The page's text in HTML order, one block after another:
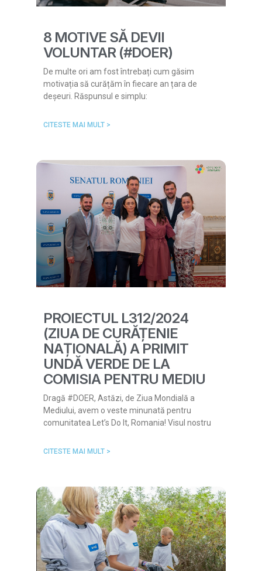
8 MOTIVE SĂ DEVII
VOLUNTAR (#DOER)
De multe ori am fost întrebați cum găsim
motivația să curățăm în fiecare an țara de
deșeuri. Răspunsul e simplu:
CITESTE MAI MULT >
PROIECTUL L312/2024
(ZIUA DE CURĂȚENIE
NAȚIONALĂ) A PRIMIT
UNDĂ VERDE DE LA
COMISIA PENTRU MEDIU
Dragă #DOER, Astăzi, de Ziua Mondială a
Mediului, avem o veste minunată pentru
comunitatea Let’s Do It, Romania! Visul nostru
CITESTE MAI MULT >